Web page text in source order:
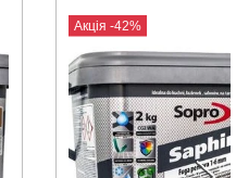
Акція -42%